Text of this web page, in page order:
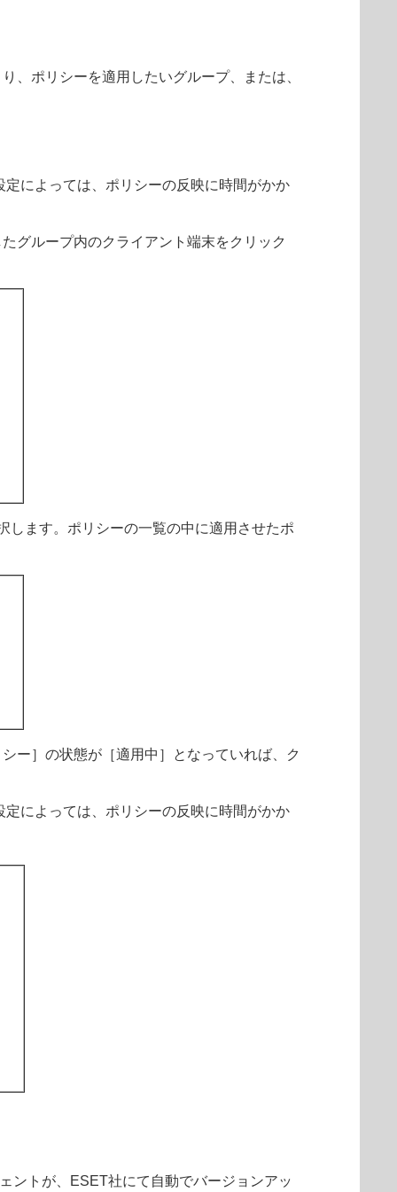
、ポリシーを適用したいグループ、または、
によっては、ポリシーの反映に時間がかか
グループ内のクライアント端末をクリック
ます。ポリシーの一覧の中に適用させたポ
ー］の状態が［適用中］となっていれば、ク
によっては、ポリシーの反映に時間がかか
ントが、ESET社にて自動でバージョンアッ